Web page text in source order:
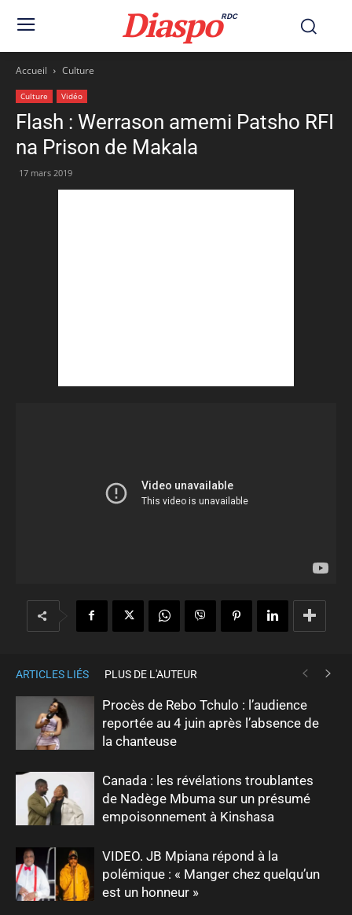
DiaspoRDC
Accueil Culture
Culture Vidéo
Flash : Werrason amemi Patsho RFI
na Prison de Makala
17 mars 2019
ARTICLES LIÉS PLUS DE L'AUTEUR
Procès de Rebo Tchulo : l’audience
reportée au 4 juin après l’absence de
la chanteuse
Canada : les révélations troublantes
de Nadège Mbuma sur un présumé
empoisonnement à Kinshasa
VIDEO. JB Mpiana répond à la
polémique : « Manger chez quelqu’un
est un honneur »